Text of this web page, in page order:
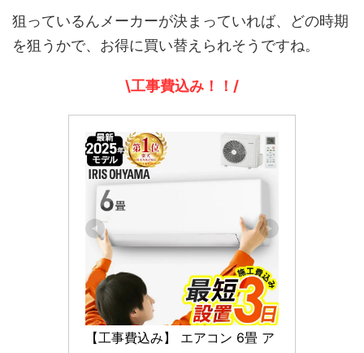
狙っているんメーカーが決まっていれば、どの時期
を狙うかで、お得に買い替えられそうですね。
\工事費込み！！/
【工事費込み】 エアコン 6畳 ア